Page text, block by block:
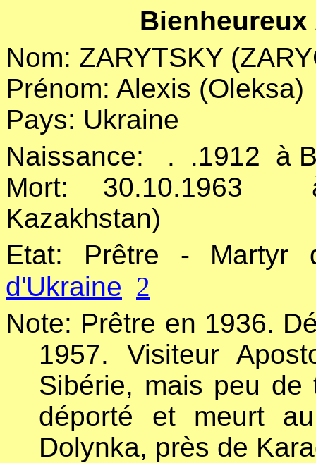
Bienheureux
Nom: ZARYTSKY
Prénom: Alexis (Oleksa)
Pays: Ukraine
Naissance:
. .1912 à
Mort: 30.10.1963
Kazakhstan)
Etat: Prêtre -
d'Ukraine 2
Note: Prêtre en 1936.
1957. Visiteur
Sibérie, mais peu
déporté et meurt
Dolynka, près de